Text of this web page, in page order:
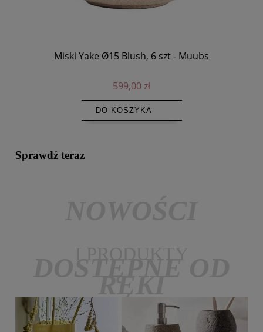
Miski Yake Ø15 Blush, 6 szt - Muubs
599,00 zł
DO KOSZYKA
Sprawdź teraz